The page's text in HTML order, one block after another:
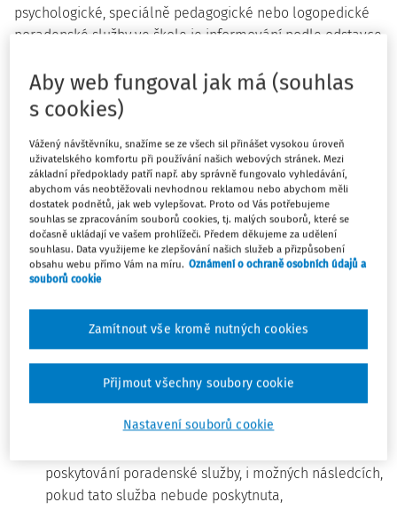
psychologické, speciálně pedagogické nebo logopedické
poradenské služby ve škole je informování podle odstavce
pedagogické nebo logopedické poradenské služby ve
školském poradenském zařízení se dále vyžaduje písemný
souhlas zletilého žáka nebo zákonného zástupce žáka.
Souhlasu podle věty druhé není třeba v případech
stanovených jinými právními předpisy1). K poskytnutí
psychologické, speciálně pedagogické nebo logopedické
poradenské služby ve škole se souhlas zletilého žáka
nebo zákonného zástupce žáka nevyžaduje, pokud jiný
právní předpis7)nestanoví jinak.
srozumitelně informovat žáka a v případě žáka, který má
zákonného zástupce, také jeho zákonného zástupce o
poradenské služby, zejména o povaze, rozsahu, trvání,
cílech a postupech poskytované poradenské služby,
b) prospěchu, který je možné očekávat, a o všech
poskytování poradenské služby, i možných následcích,
pokud tato služba nebude poskytnuta,
Aby web fungoval jak má (souhlas
s cookies)
Vážený návštěvníku, snažíme se ze všech sil přinášet vysokou úroveň
uživatelského komfortu při používání našich webových stránek. Mezi
základní předpoklady patří např. aby správně fungovalo vyhledávání,
abychom vás neobtěžovali nevhodnou reklamou nebo abychom měli
dostatek podnětů, jak web vylepšovat. Proto od Vás potřebujeme
souhlas se zpracováním souborů cookies, tj. malých souborů, které se
dočasně ukládají ve vašem prohlížeči. Předem děkujeme za udělení
souhlasu. Data využijeme ke zlepšování našich služeb a přizpůsobení
obsahu webu přímo Vám na míru. Oznámení o ochraně osobních údajů a
souborů cookie
Nastavení souborů cookie
Zamítnout vše kromě nutných cookies
Přijmout všechny soubory cookie